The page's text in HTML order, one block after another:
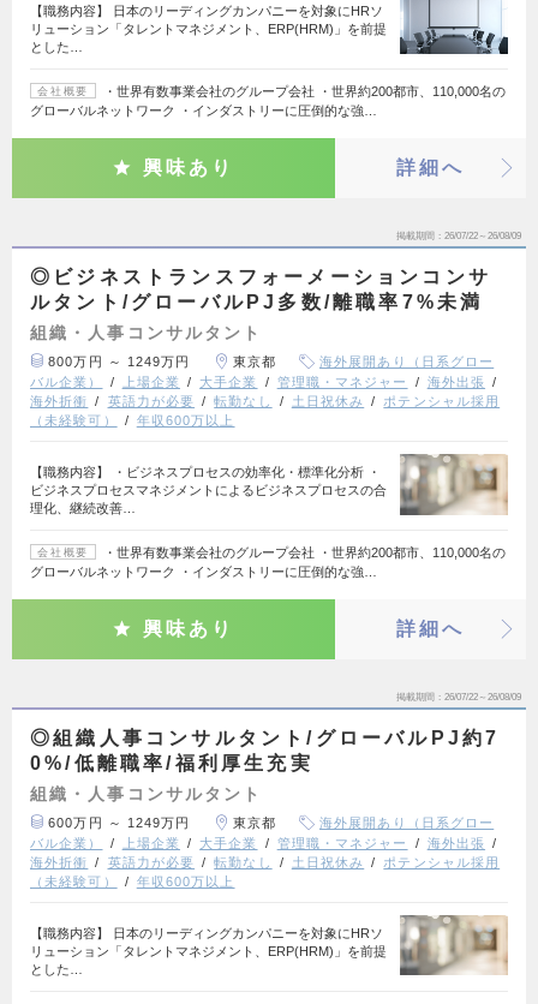
【職務内容】 日本のリーディングカンパニーを対象にHRソ
リューション「タレントマネジメント、ERP(HRM)」を前提
とした…
会社概要
・世界有数事業会社のグループ会社 ・世界約200都市、110,000名の
グローバルネットワーク ・インダストリーに圧倒的な強…
興味あり 詳細へ
掲載期間 26/07/22～26/08/09
◎ビジネストランスフォーメーションコンサ
ルタント/グローバルPJ多数/離職率7%未満
組織・人事コンサルタント
800万円 ～ 1249万円 東京都
海外展開あり（日系グロー
バル企業）
上場企業 大手企業 管理職・マネジャー
海外出張
海外折衝
英語力が必要 転勤なし 土日祝休み
ポテンシャル採用
（未経験可）
年収600万以上
【職務内容】 ・ビジネスプロセスの効率化・標準化分析 ・
ビジネスプロセスマネジメントによるビジネスプロセスの合
理化、継続改善…
会社概要
・世界有数事業会社のグループ会社 ・世界約200都市、110,000名の
グローバルネットワーク ・インダストリーに圧倒的な強…
興味あり 詳細へ
掲載期間 26/07/22～26/08/09
◎組織人事コンサルタント/グローバルPJ約7
0%/低離職率/福利厚生充実
組織・人事コンサルタント
600万円 ～ 1249万円 東京都
海外展開あり（日系グロー
バル企業）
上場企業 大手企業 管理職・マネジャー
海外出張
海外折衝
英語力が必要 転勤なし 土日祝休み
ポテンシャル採用
（未経験可）
年収600万以上
【職務内容】 日本のリーディングカンパニーを対象にHRソ
リューション「タレントマネジメント、ERP(HRM)」を前提
とした…